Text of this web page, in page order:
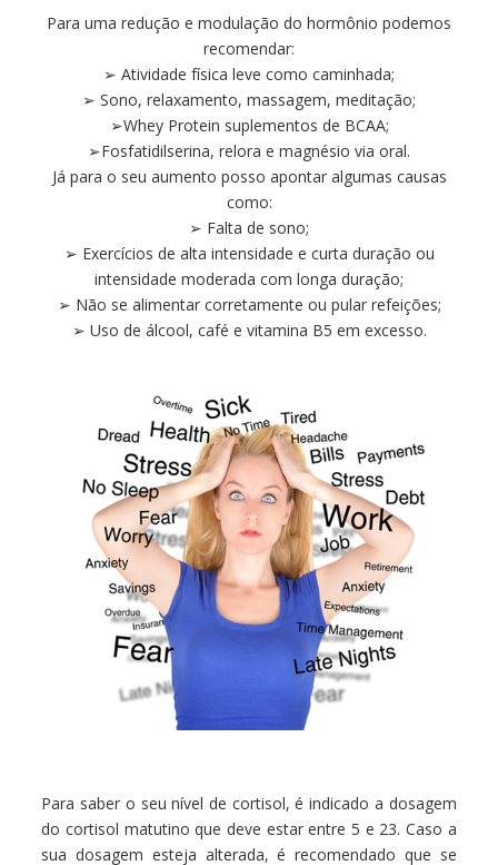
Para uma redução e modulação do hormônio podemos
recomendar:
➢ Atividade física leve como caminhada;
➢ Sono, relaxamento, massagem, meditação;
➢Whey Protein suplementos de BCAA;
➢Fosfatidilserina, relora e magnésio via oral.
Já para o seu aumento posso apontar algumas causas
como:
➢ Falta de sono;
➢ Exercícios de alta intensidade e curta duração ou
intensidade moderada com longa duração;
➢ Não se alimentar corretamente ou pular refeições;
➢ Uso de álcool, café e vitamina B5 em excesso.
Para saber o seu nível de cortisol, é indicado a dosagem
do cortisol matutino que deve estar entre 5 e 23. Caso a
sua dosagem esteja alterada, é recomendado que se